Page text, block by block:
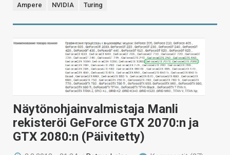
Ampere NVIDIA Turing
Näytönohjainvalmistaja Manli
rekisteröi GeForce GTX 2070:n ja
GTX 2080:n (Päivitetty)